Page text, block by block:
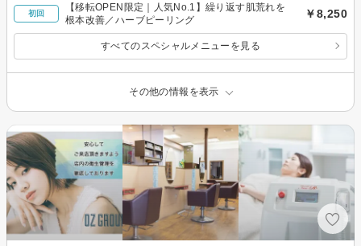
初回
【移転OPEN限定｜人気No.1】繰り返す肌荒れを
根本改善／ハーブピーリング
￥8,250
すべてのスペシャルメニューを見る
その他の情報を表示